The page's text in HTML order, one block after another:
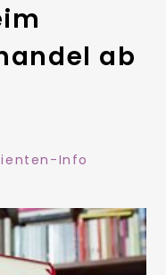
ab
Info